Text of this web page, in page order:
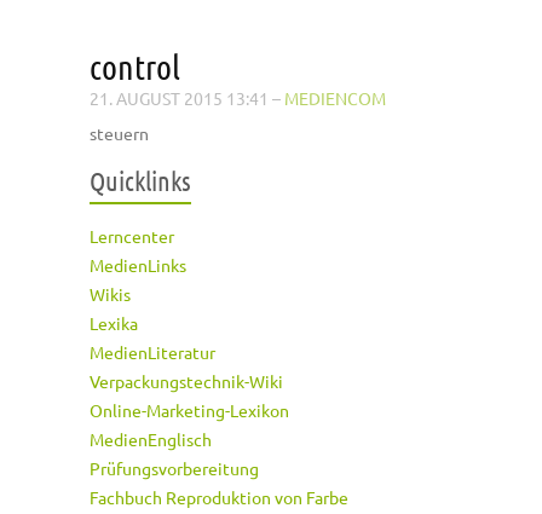
control
21. AUGUST 2015 13:41 – MEDIENCOM
steuern
Quicklinks
Lerncenter
MedienLinks
Wikis
Lexika
MedienLiteratur
Verpackungstechnik-Wiki
Online-Marketing-Lexikon
MedienEnglisch
Prüfungsvorbereitung
Fachbuch Reproduktion von Farbe